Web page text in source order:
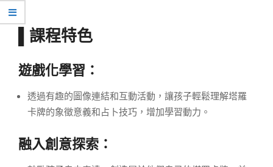
▌課程特色
遊戲化學習：
透過有趣的圖像連結和互動活動，讓孩子輕鬆理解塔羅
卡牌的象徵意義和占卜技巧，增加學習動力。
融入創意探索：